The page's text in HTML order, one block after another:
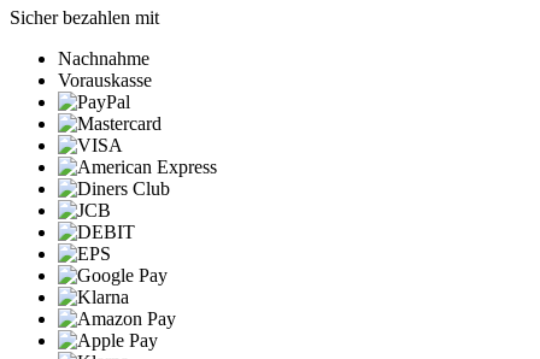
Sicher bezahlen mit
Nachnahme
Vorauskasse